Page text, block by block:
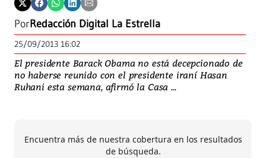
PorRedacción Digital La Estrella
25/09/2013 16:02
El presidente Barack Obama no está decepcionado de
no haberse reunido con el presidente iraní Hasan
Ruhani esta semana, afirmó la Casa ...
Encuentra más de nuestra cobertura en los resultados
de búsqueda.